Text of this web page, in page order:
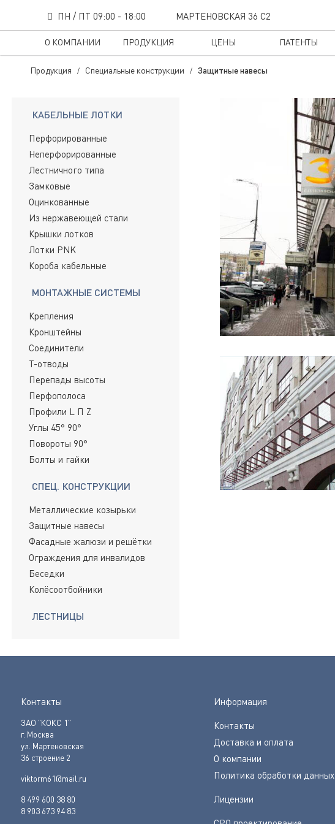
ПН / ПТ 09:00 - 18:00 МАРТЕНОВСКАЯ 36 С2
О КОМПАНИИ ПРОДУКЦИЯ ЦЕНЫ ПАТЕНТЫ
Продукция Специальные конструкции Защитные навесы
КАБЕЛЬНЫЕ ЛОТКИ
Перфорированные
Неперфорированные
Лестничного типа
Замковые
Оцинкованные
Из нержавеющей стали
Крышки лотков
Лотки PNK
Короба кабельные
МОНТАЖНЫЕ СИСТЕМЫ
Крепления
Кронштейны
Соединители
Т-отводы
Перепады высоты
Перфополоса
Профили L П Z
Углы 45° 90°
Повороты 90°
Болты и гайки
СПЕЦ. КОНСТРУКЦИИ
Металлические козырьки
Защитные навесы
Фасадные жалюзи и решётки
Ограждения для инвалидов
Беседки
Колёсоотбойники
ЛЕСТНИЦЫ
Контакты
ЗАО "КОКС 1"
г. Москва
ул. Мартеновская
36 строение 2
viktorm61@mail.ru
8 499 600 38 80
8 903 673 94 83
Информация
Контакты
Доставка и оплата
О компании
Политика обработки данных
Лицензии